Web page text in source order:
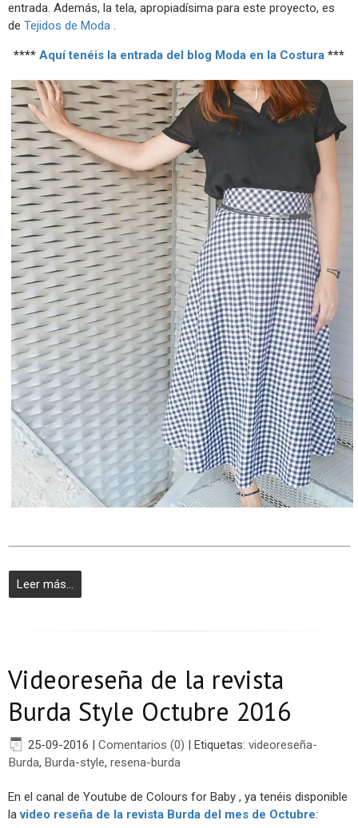
entrada. Además, la tela, apropiadísima para este proyecto, es
de Tejidos de Moda .
**** Aquí tenéis la entrada del blog Moda en la Costura ***
Leer más...
Videoreseña de la revista
Burda Style Octubre 2016
25-09-2016 Comentarios (0) Etiquetas: videoreseña-
Burda, Burda-style, resena-burda
En el canal de Youtube de Colours for Baby , ya tenéis disponible
la video reseña de la revista Burda del mes de Octubre: